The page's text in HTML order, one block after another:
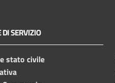
DI SERVIZIO
stato civile